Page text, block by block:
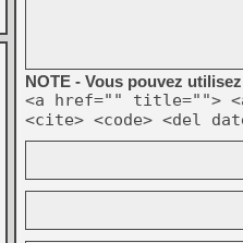
NOTE - Vous pouvez
<a href="" title="">
<cite> <code> <del